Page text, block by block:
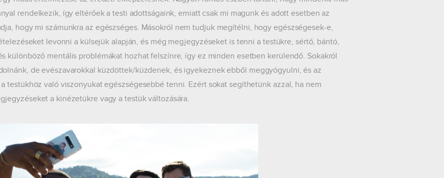
rendelkezik, így eltérőek a testi adottságaink, emiatt csak mi magunk és adott esetben az
hogy mi számunkra az egészséges. Másokról nem tudjuk megítélni, hogy egészségesek-e,
levonni a külsejük alapján, és még megjegyzéseket is tenni a testükre, sértő, bántó,
különböző mentális problémákat hozhat felszínre, így ez minden esetben kerülendő. Sokakról
de evészavarokkal küzdöttek/küzdenek, és igyekeznek ebből meggyógyulni, és az
testükhöz való viszonyukat egészségesebbé tenni. Ezért sokat segíthetünk azzal, ha nem
a kinézetükre vagy a testük változására.